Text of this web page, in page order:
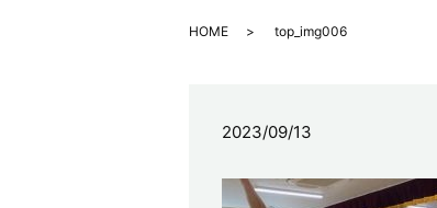
HOME top_img006
2023/09/13